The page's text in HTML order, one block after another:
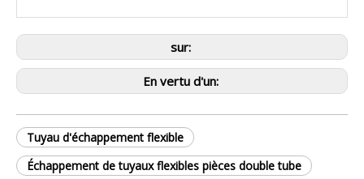
sur:
En vertu d'un:
Tuyau d'échappement flexible
Échappement de tuyaux flexibles pièces double tube